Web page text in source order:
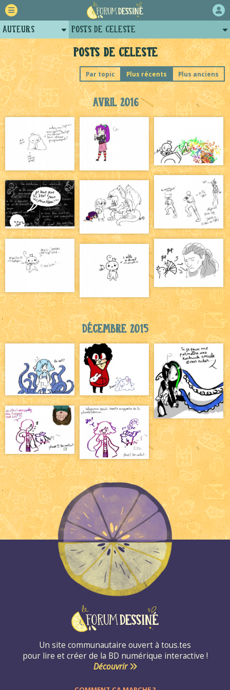
Posts de Celeste
Plus anciens
Plus récents
Par topic
Avril 2016
Décembre 2015
Un site communautaire ouvert à tous.tes
pour lire et créer de la BD numérique interactive !
Découvrir
Auteurs
Retour
Forum
Projets
Tutoriels
Posts de Celeste
Profil de celeste